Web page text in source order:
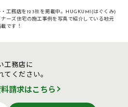
工務店を123社を掲載中。HUGKUMI(はぐくみ)
ーズ住宅の施工事例を写真で紹介している地元
です！
工務店に
てください。
請求はこちら